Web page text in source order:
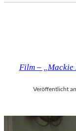
Film – „Mackie
Veröffentlicht